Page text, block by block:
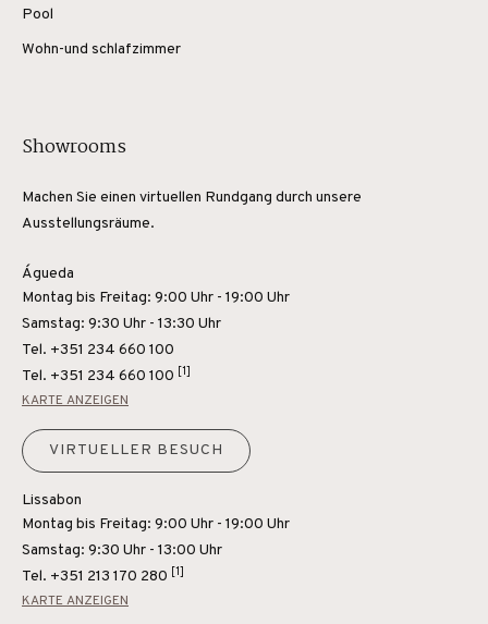
Pool
Wohn-und schlafzimmer
Showrooms
Machen Sie einen virtuellen Rundgang durch unsere
Ausstellungsräume.
Águeda
Montag bis Freitag: 9:00 Uhr - 19:00 Uhr
Samstag: 9:30 Uhr - 13:30 Uhr
Tel. +351 234 660 100
Tel. +351 234 660 100 [1]
KARTE ANZEIGEN
VIRTUELLER BESUCH
Lissabon
Montag bis Freitag: 9:00 Uhr - 19:00 Uhr
Samstag: 9:30 Uhr - 13:00 Uhr
Tel. +351 213 170 280 [1]
KARTE ANZEIGEN